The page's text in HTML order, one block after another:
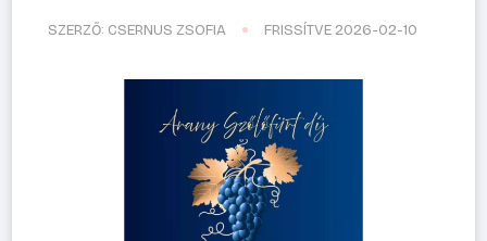
SZERZŐ: CSERNUS ZSOFIA FRISSÍTVE 2026-02-10